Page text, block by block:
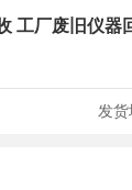
工厂废旧仪器
发货